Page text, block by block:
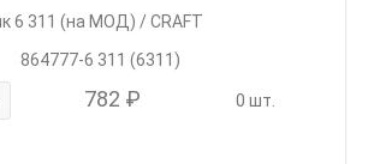
6 311 (на МОД) / CRAFT
864777-6 311 (6311)
782 ₽ 0 шт.